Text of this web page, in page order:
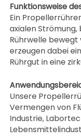
Funktionsweise
Ein
axialen
Rührwelle bewegt
erzeugen dabei
Rührgut in eine
Unsere
Vermengen von
Industrie,